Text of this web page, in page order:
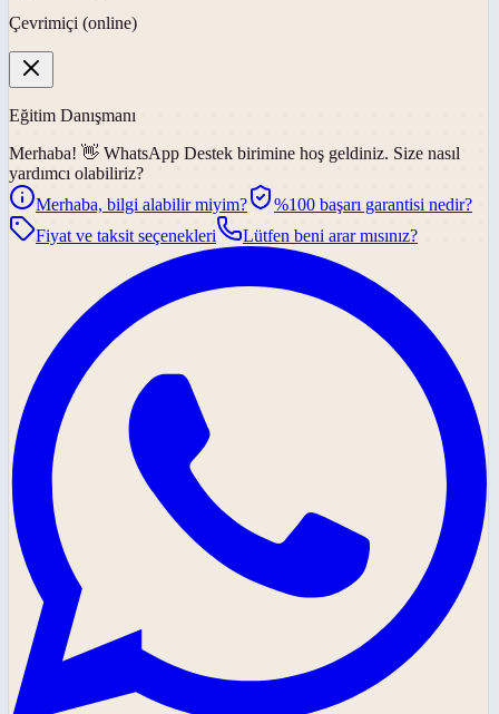
Çevrimiçi (online)
Eğitim Danışmanı
Merhaba! 👋 WhatsApp Destek birimine hoş geldiniz. Size nasıl
yardımcı olabiliriz?
Merhaba, bilgi alabilir miyim?
%100 başarı garantisi nedir?
Fiyat ve taksit seçenekleri
Lütfen beni arar mısınız?